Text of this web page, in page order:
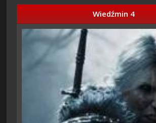
Wiedźmin 4